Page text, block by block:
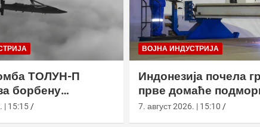
ТОЛУН-П
борбену
| 15:15
ВОЈНА ИНДУСТРИЈА
Индонезија почела
прве домаће
класе Сцорпèне
7. август 2026. | 15:10